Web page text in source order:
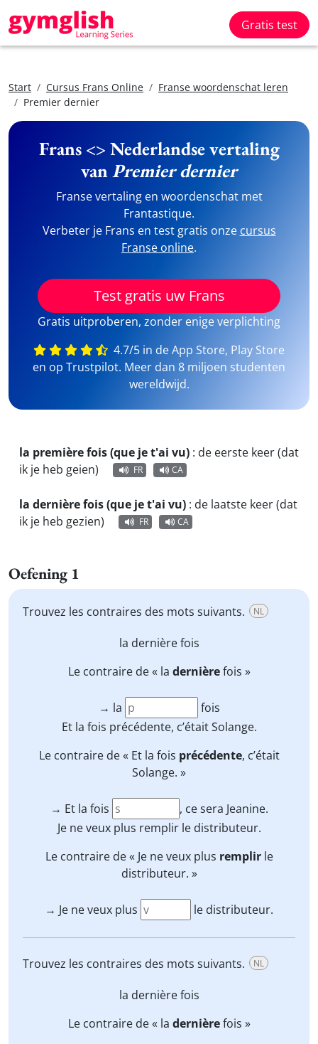
Gratis test
Start Cursus Frans Online
Franse woordenschat leren
Premier dernier
Frans <> Nederlandse vertaling
vanPremier dernier
Franse vertaling en woordenschat met
Frantastique.
Verbeter je Frans en test gratis onze cursus
Franse online.
Test gratis uw Frans
Gratis uitproberen, zonder enige verplichting
4.7/5 in de App Store, Play Store
en op Trustpilot. Meer dan 8 miljoen studenten
wereldwijd.
la première fois (que je t'ai vu) : de eerste keer (dat
ik je heb geien)
FR CA
la dernière fois (que je t'ai vu) : de laatste keer (dat
ik je heb gezien)
FR CA
Oefening 1
Trouvez les contraires des mots suivants. NL
la dernièrefois
Le contraire de « la dernièrefois »
→ la
fois
Et la fois précédente, c’était Solange.
Le contraire de « Et la fois précédente, c’était
Solange. »
→ Et la fois
, ce sera Jeanine.
Je ne veux plus remplirle distributeur.
Le contraire de « Je ne veux plus remplirle
distributeur. »
→ Je ne veux plus le distributeur.
Trouvez les contraires des mots suivants. NL
la dernièrefois
Le contraire de « la dernièrefois »